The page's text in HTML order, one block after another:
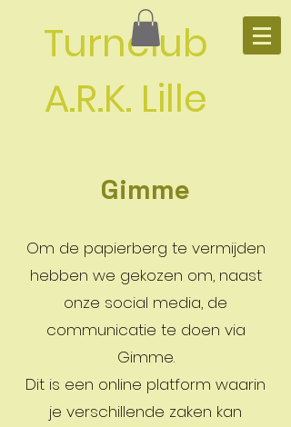
Turnclub
A.R.K. Lille
Gimme
Om de papierberg te vermijden
hebben we gekozen om, naast
onze social media, de
communicatie te doen via
Gimme.
Dit is een online platform waarin
je verschillende zaken kan